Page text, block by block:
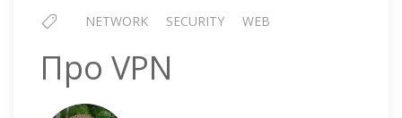
NETWORK SECURITY WEB
Про VPN